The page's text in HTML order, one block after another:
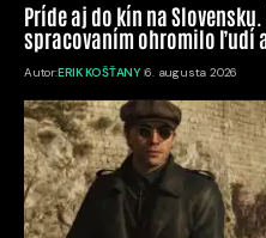
Príde aj do kín na
spracovaním ohromilo ľudí
Autor:ERIK KOŠŤANY 6. augusta 2026